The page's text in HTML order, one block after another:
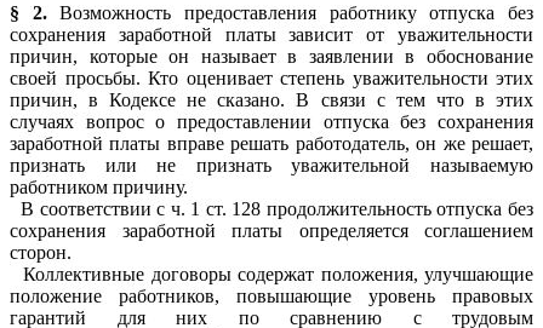
§ 2.Возможность предоставления работнику отпуска без
сохранения заработной платы зависит от уважительности
причин, которые он называет в заявлении в обоснование
своей просьбы. Кто оценивает степень уважительности этих
причин, в Кодексе не сказано. В связи с тем что в этих
случаях вопрос о предоставлении отпуска без сохранения
заработной платы вправе решать работодатель, он же решает,
признать или не признать уважительной называемую
работником причину.
В соответствии с ч. 1 ст. 128 продолжительность отпуска без
сохранения заработной платы определяется соглашением
сторон.
Коллективные договоры содержат положения, улучшающие
положение работников, повышающие уровень правовых
гарантий для них по сравнению с трудовым